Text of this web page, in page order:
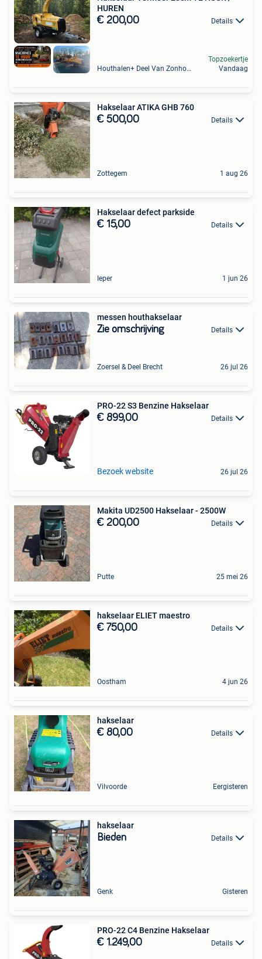
HUREN
€ 200,00 Details
Houthalen+ Deel Van Zonhoven En Zolder
Topzoekertje
Vandaag
Hakselaar ATIKA GHB 760
€ 500,00 Details
Zottegem 1 aug 26
Hakselaar defect parkside
€ 15,00 Details
Ieper 1 jun 26
messen houthakselaar
Zie omschrijving Details
Zoersel & Deel Brecht 26 jul 26
PRO-22 S3 Benzine Hakselaar
€ 899,00 Details
Bezoek website 26 jul 26
Makita UD2500 Hakselaar - 2500W
€ 200,00 Details
Putte 25 mei 26
hakselaar ELIET maestro
€ 750,00 Details
Oostham 4 jun 26
hakselaar
€ 80,00 Details
Vilvoorde Eergisteren
hakselaar
Bieden Details
Genk Gisteren
PRO-22 C4 Benzine Hakselaar
€ 1.249,00 Details